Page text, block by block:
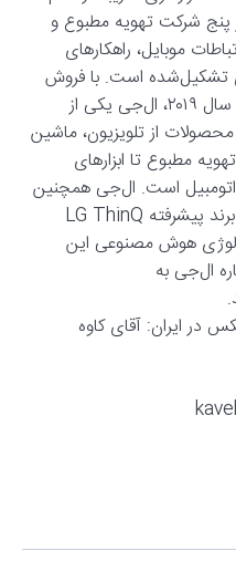
پنج شرکت تهویه مطبوع و
موبایل، راهکارهای
تشکیل‌شده است. با فروش
بین‌المللی ۵۳ میلیارد دلار آمریکا در سال ۲۰۱۹، ال‌جی یکی از
از تلویزیون، ماشین
مطبوع تا ابزارهای
اتومبیل است. ال‌جی همچنین
با برند اعلای LG SIGNATURE و برند پیشرفته LG ThinQ
هوش مصنوعی این
ال‌جی به
در ایران: آقای کاوه